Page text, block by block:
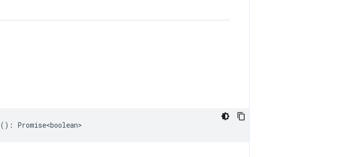
() : Promise<boolean>